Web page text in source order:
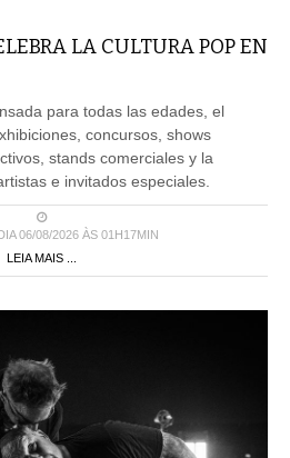
LA CULTURA POP EN
para todas las edades, el
concursos, shows
stands comerciales y la
e invitados especiales.
06/08/2026 ÀS 01H17MIN
LEIA MAIS ...